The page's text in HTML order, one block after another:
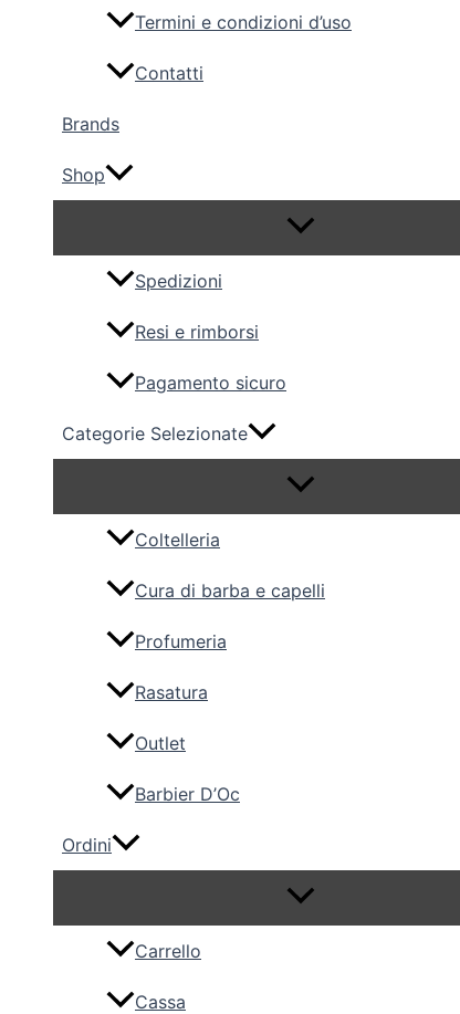
Termini e condizioni d’uso
Contatti
Brands
Shop
Spedizioni
Resi e rimborsi
Pagamento sicuro
Categorie Selezionate
Coltelleria
Cura di barba e capelli
Profumeria
Rasatura
Outlet
Barbier D’Oc
Ordini
Carrello
Cassa